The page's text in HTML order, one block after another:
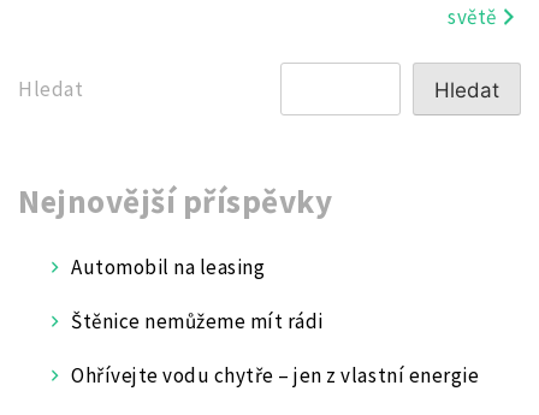
příspěvek
světě
Hledat Hledat
Nejnovější příspěvky
Automobil na leasing
Štěnice nemůžeme mít rádi
Ohřívejte vodu chytře – jen z vlastní energie